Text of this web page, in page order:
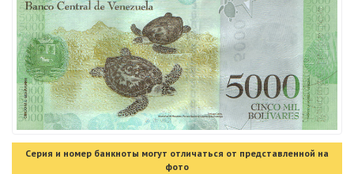
Серия и номер банкноты могут отличаться от представленной на
фото